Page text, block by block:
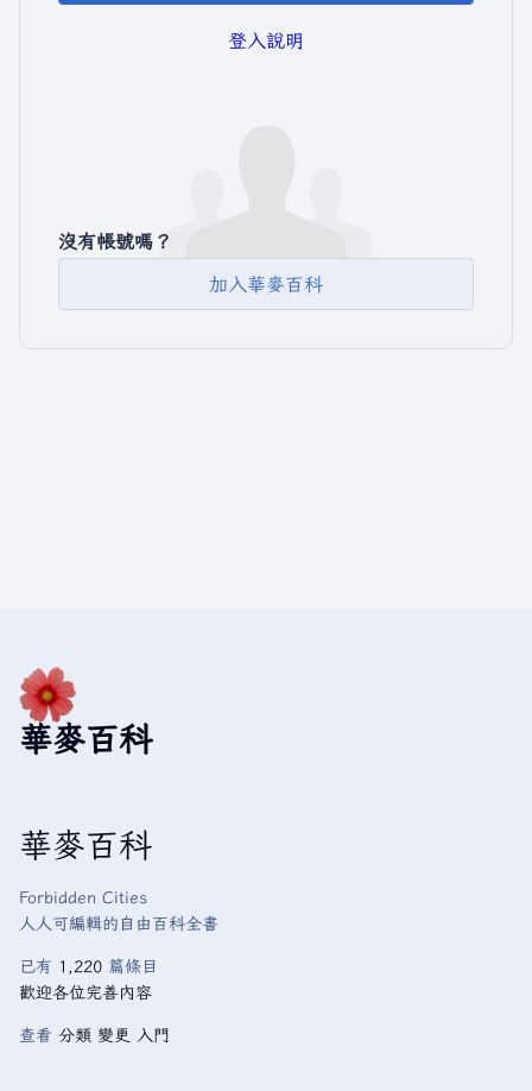
登入說明
沒有帳號嗎？
加入華麥百科
華麥百科
華麥百科
Forbidden Cities
人人可編輯的自由百科全書
已有 1,220 篇條目
歡迎各位完善內容
查看 分類 變更 入門